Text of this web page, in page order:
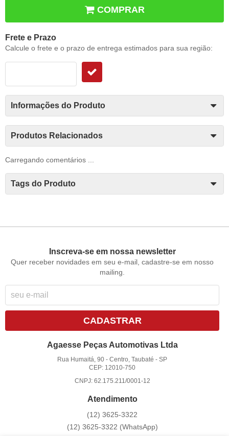
COMPRAR
Frete e Prazo
Calcule o frete e o prazo de entrega estimados para sua região:
Informações do Produto
Produtos Relacionados
Carregando comentários ...
Tags do Produto
Inscreva-se em nossa newsletter
Quer receber novidades em seu e-mail, cadastre-se em nosso
mailing.
CADASTRAR
Agaesse Peças Automotivas Ltda
Rua Humaitá, 90 -Centro, Taubaté -SP
CEP: 12010-750
CNPJ: 62.175.211/0001-12
Atendimento
(12) 3625-3322
(12) 3625-3322 (WhatsApp)